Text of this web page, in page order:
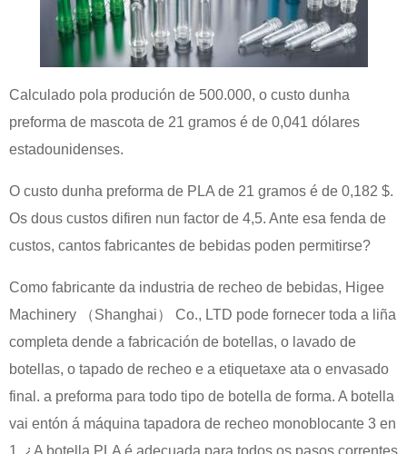
Calculado pola produción de 500.000, o custo dunha
preforma de mascota de 21 gramos é de 0,041 dólares
estadounidenses.
O custo dunha preforma de PLA de 21 gramos é de 0,182 $.
Os dous custos difiren nun factor de 4,5. Ante esa fenda de
custos, cantos fabricantes de bebidas poden permitirse?
Como fabricante da industria de recheo de bebidas, Higee
Machinery （Shanghai） Co., LTD pode fornecer toda a liña
completa dende a fabricación de botellas, o lavado de
botellas, o tapado de recheo e a etiquetaxe ata o envasado
final. a preforma para todo tipo de botella de forma. A botella
vai entón á máquina tapadora de recheo monoblocante 3 en
1. ¿A botella PLA é adecuada para todos os pasos correntes